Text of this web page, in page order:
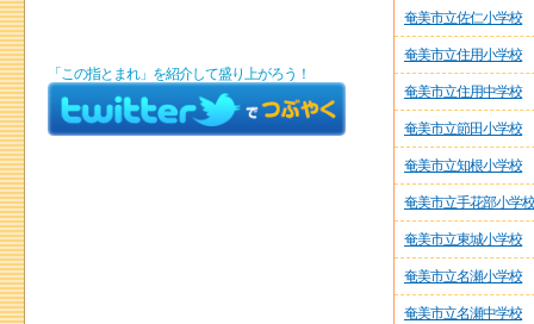
奄美市立佐仁小学校
奄美市立住用小学校
奄美市立住用中学校
奄美市立節田小学校
奄美市立知根小学校
奄美市立手花部小学校
奄美市立東城小学校
奄美市立名瀬小学校
奄美市立名瀬中学校
「この指とまれ」を紹介して盛り上がろう！